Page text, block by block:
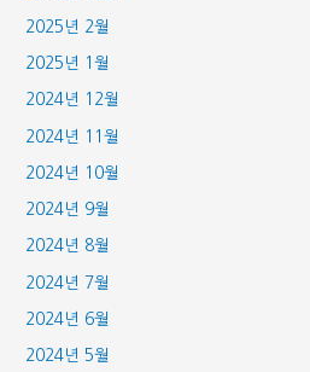
2025년 2월
2025년 1월
2024년 12월
2024년 11월
2024년 10월
2024년 9월
2024년 8월
2024년 7월
2024년 6월
2024년 5월